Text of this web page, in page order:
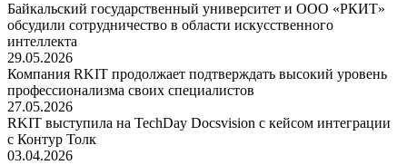
Байкальский государственный университет и ООО «РКИТ»
обсудили сотрудничество в области искусственного
интеллекта
29.05.2026
Компания RKIT продолжает подтверждать высокий уровень
профессионализма своих специалистов
27.05.2026
RKIT выступила на TechDay Docsvision с кейсом интеграции
с Контур Толк
03.04.2026